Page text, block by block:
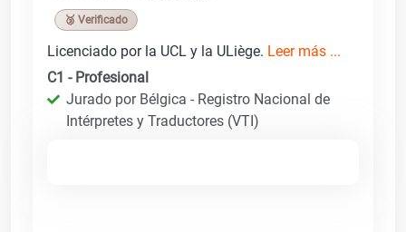
🥉 Verificado
Licenciado por la UCL y la ULiège. Leer más ...
C1 - Profesional
Jurado por Bélgica - Registro Nacional de
Intérpretes y Traductores (VTI)